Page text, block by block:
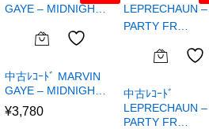
中古ﾚｺｰﾄﾞ MARVIN
GAYE – MIDNIGH…
¥3,780
中古ﾚｺｰﾄﾞ
LEPRECHAUN –
PARTY FR…